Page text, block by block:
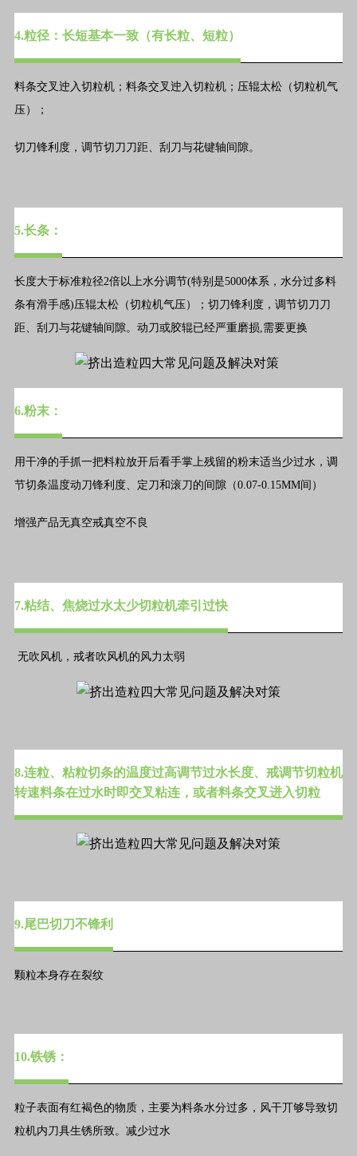
4.粒径：长短基本一致（有长粒、短粒）
料条交叉迚入切粒机；料条交叉迚入切粒机；压辊太松（切粒机气
压）；
切刀锋利度，调节切刀刀距、刮刀与花键轴间隙。
5.长条：
长度大于标准粒径2倍以上水分调节(特别是5000体系，水分过多料
条有滑手感)压辊太松（切粒机气压）；切刀锋利度，调节切刀刀
距、刮刀与花键轴间隙。动刀或胶辊已经严重磨损,需要更换
6.粉末：
用干净的手抓一把料粒放开后看手掌上残留的粉末适当少过水，调
节切条温度动刀锋利度、定刀和滚刀的间隙（0.07-0.15MM间）
增强产品无真空戒真空不良
7.粘结、焦烧过水太少切粒机牵引过快
无吹风机，戒者吹风机的风力太弱
8.连粒、粘粒切条的温度过高调节过水长度、戒调节切粒机
转速料条在过水时即交叉粘连，或者料条交叉进入切粒
9.尾巴切刀不锋利
颗粒本身存在裂纹
10.铁锈：
粒子表面有红褐色的物质，主要为料条水分过多，风干丌够导致切
粒机内刀具生锈所致。减少过水